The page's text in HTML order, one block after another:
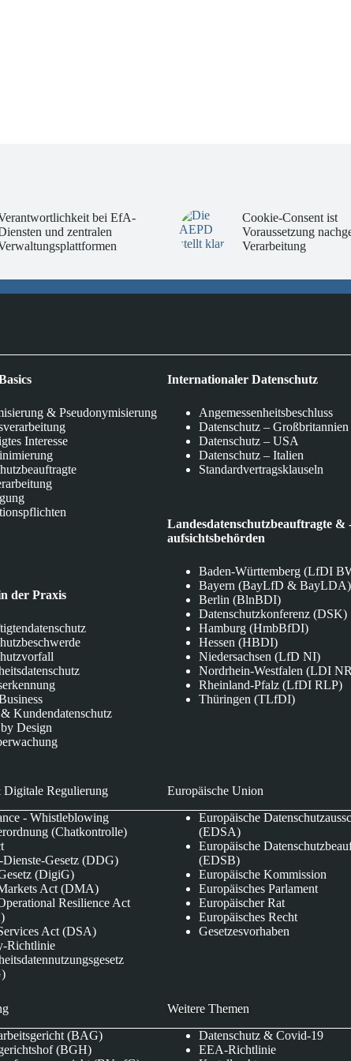
bei EfA-
und zentralen
Cookie-Consent ist
Voraussetzung
Verarbeitung
& Pseudonymisierung
Interesse
der Praxis
Kundendatenschutz
Design
Internationaler Datenschutz
Angemessenheitsbeschluss
Datenschutz – Großbritannien
Datenschutz – USA
Datenschutz – Italien
Standardvertragsklauseln
Landesdatenschutzbeauftragte &
aufsichtsbehörden
Baden-Württemberg (LfDI
Bayern (BayLfD & BayLDA)
Berlin (BlnBDI)
Datenschutzkonferenz (DSK)
Hamburg (HmbBfDI)
Hessen (HBDI)
Niedersachsen (LfD NI)
Nordrhein-Westfalen (LDI
Rheinland-Pfalz (LfDI RLP)
Thüringen (TLfDI)
Digitale Regulierung
- Whistleblowing
(Chatkontrolle)
Gesetz (DDG)
(DigiG)
Act (DMA)
Resilience Act
Act (DSA)
Richtlinie
Europäische Union
Europäische
(EDSA)
Europäische
(EDSB)
Europäische Kommission
Europäisches Parlament
Europäischer Rat
Europäisches Recht
Gesetzesvorhaben
(BAG)
(BGH)
Weitere Themen
Datenschutz & Covid-19
EEA-Richtlinie